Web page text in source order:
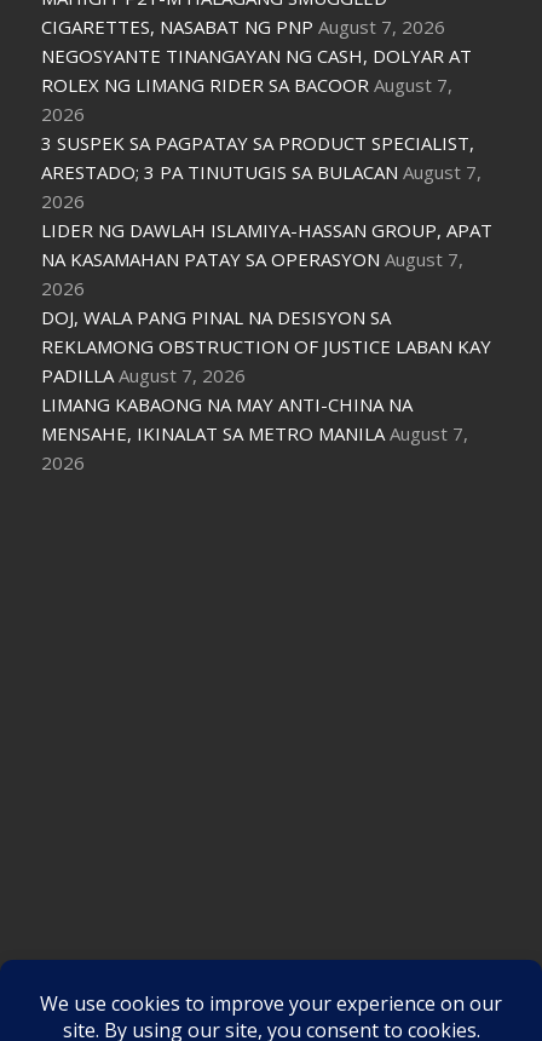
CIGARETTES, NASABAT NG PNP August 7, 2026
NEGOSYANTE TINANGAYAN NG CASH, DOLYAR AT
ROLEX NG LIMANG RIDER SA BACOOR August 7,
2026
3 SUSPEK SA PAGPATAY SA PRODUCT SPECIALIST,
ARESTADO; 3 PA TINUTUGIS SA BULACAN August 7,
2026
LIDER NG DAWLAH ISLAMIYA-HASSAN GROUP, APAT
NA KASAMAHAN PATAY SA OPERASYON August 7,
2026
DOJ, WALA PANG PINAL NA DESISYON SA
REKLAMONG OBSTRUCTION OF JUSTICE LABAN KAY
PADILLA August 7, 2026
LIMANG KABAONG NA MAY ANTI-CHINA NA
MENSAHE, IKINALAT SA METRO MANILA August 7,
2026